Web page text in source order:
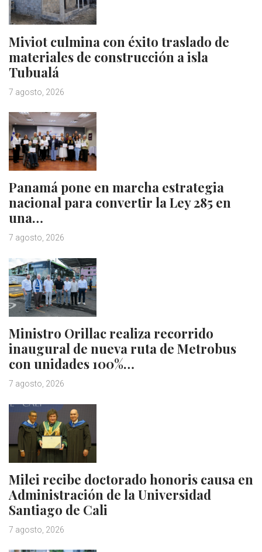
Miviot culmina con éxito traslado de
materiales de construcción a isla
Tubualá
7 agosto, 2026
Panamá pone en marcha estrategia
nacional para convertir la Ley 285 en
una…
7 agosto, 2026
Ministro Orillac realiza recorrido
inaugural de nueva ruta de Metrobus
con unidades 100%…
7 agosto, 2026
Milei recibe doctorado honoris causa en
Administración de la Universidad
Santiago de Cali
7 agosto, 2026